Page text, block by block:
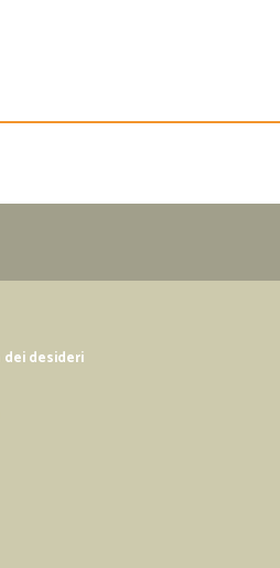
dei desideri